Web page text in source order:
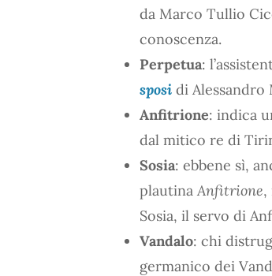
da Marco Tullio
conoscenza.
Perpetua:
sposi di Alessandro
Anfitrione: indica
dal mitico re di
Sosia: ebbene sì,
plautina Anfitrione,
Sosia, il servo di
Vandalo: chi
germanico dei